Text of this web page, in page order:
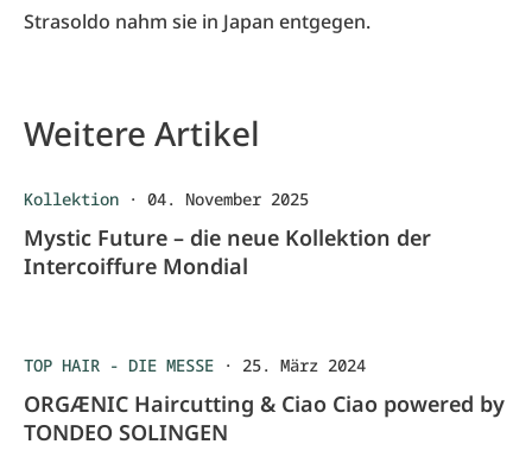
Strasoldo nahm sie in Japan entgegen.
Weitere Artikel
Kollektion · 04. November 2025
Mystic Future – die neue Kollektion der
Intercoiffure Mondial
TOP HAIR - DIE MESSE · 25. März 2024
ORGÆNIC Haircutting & Ciao Ciao powered by
TONDEO SOLINGEN